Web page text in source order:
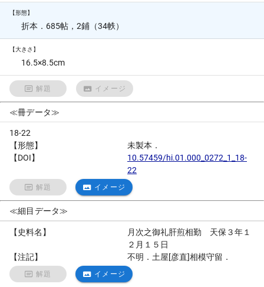
【形態】
折本．685帖，2鋪（34帙）
【大きさ】
16.5×8.5cm
解題 イメージ
≪冊データ≫
18-22
【形態】
未製本．
【DOI】
10.57459/hi.01.000_0272_1_18-
22
解題 イメージ
≪細目データ≫
【史料名】
月次之御礼肝煎相勤 天保３年１
２月１５日
【注記】
不明．土屋[彦直]相模守留．
解題 イメージ